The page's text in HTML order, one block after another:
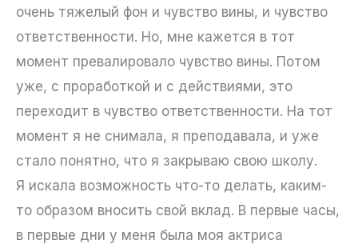
очень тяжелый фон и чувство вины, и чувство
ответственности. Но, мне кажется в тот
момент превалировало чувство вины. Потом
уже, с проработкой и с действиями, это
переходит в чувство ответственности. На тот
момент я не снимала, я преподавала, и уже
стало понятно, что я закрываю свою школу.
Я искала возможность что-то делать, каким-
то образом вносить свой вклад. В первые часы,
в первые дни у меня была моя актриса